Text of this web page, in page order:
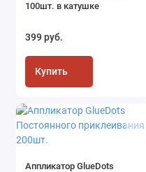
LEGO SERIOUS PLAY
Канцтовары
Книги и пособия
100шт. в катушке
399 руб.
Купить
Аппликатор GlueDots